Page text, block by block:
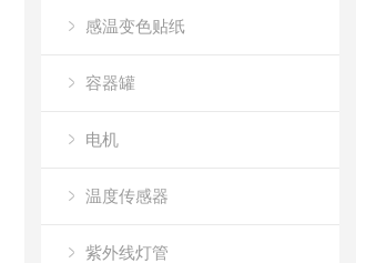
感温变色贴纸
容器罐
电机
温度传感器
紫外线灯管